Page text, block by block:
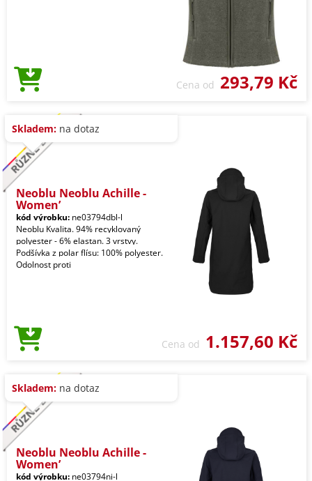
Cena od 293,79 Kč
Skladem: na dotaz
Neoblu Neoblu Achille -
Women’
kód výrobku: ne03794dbl-l
Neoblu Kvalita. 94% recyklovaný
polyester - 6% elastan. 3 vrstvy.
Podšívka z polar flísu: 100% polyester.
Odolnost proti
Cena od 1.157,60 Kč
Skladem: na dotaz
Neoblu Neoblu Achille -
Women’
kód výrobku: ne03794ni-l